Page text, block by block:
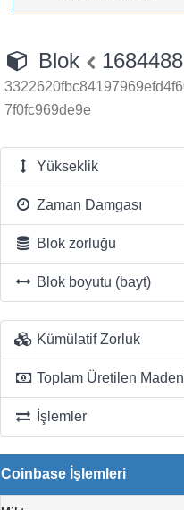
Blok 1684488
7f0fc969de9e
Yükseklik
Zaman Damgası
Blok zorluğu
Blok boyutu (bayt)
Kümülatif Zorluk
Toplam Üretilen
İşlemler
Coinbase İşlemleri